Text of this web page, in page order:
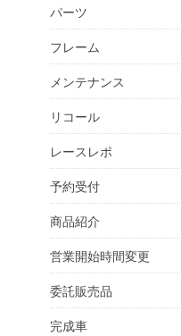
パーツ
フレーム
メンテナンス
リコール
レースレポ
予約受付
商品紹介
営業開始時間変更
委託販売品
完成車